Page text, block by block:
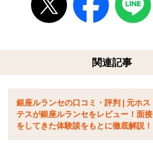
関連記事
銀座ルランセの口コミ・評判 | 元ホス
テスが銀座ルランセをレビュー！面接
をしてきた体験談をもとに徹底解説！